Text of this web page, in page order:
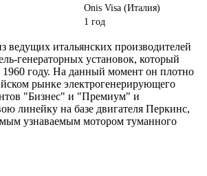
Onis Visa (Италия)
1 год
ведущих итальянских производителей
генераторных установок, который
1960 году. На данный момент он плотно
рынке электрогенерирующего
"Бизнес" и "Премиум" и
линейку на базе двигателя Перкинс,
узнаваемым мотором туманного